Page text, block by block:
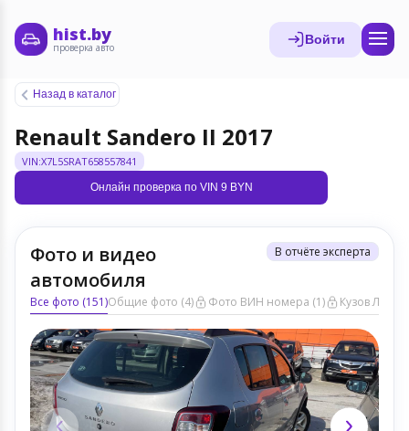
hist.by
проверка авто
Войти
Назад в каталог
Renault Sandero II 2017
VIN:X7L5SRAT658557841
Онлайн проверка по VIN 9 BYN
Фото и видео
автомобиля
В отчёте эксперта
Все фото (151)Общие фото (4) Фото ВИН номера (1) Кузов ЛКП